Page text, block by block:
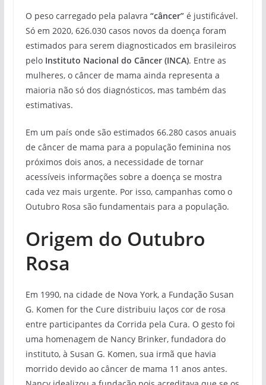
O peso carregado pela palavra “câncer” é justificável.
Só em 2020, 626.030 casos novos da doença foram
estimados para serem diagnosticados em brasileiros
peloInstituto Nacional do Câncer (INCA). Entre as
mulheres, o câncer de mama ainda representa a
maioria não só dos diagnósticos, mas também das
estimativas.
Em um país onde são estimados 66.280 casos anuais
de câncer de mama para a população feminina nos
próximos dois anos, a necessidade de tornar
acessíveis informações sobre a doença se mostra
cada vez mais urgente. Por isso, campanhas como o
Outubro Rosa são fundamentais para a população.
Origem do Outubro
Rosa
Em 1990, na cidade de Nova York, a Fundação Susan
G. Komen for the Cure distribuiu laços cor de rosa
entre participantes da Corrida pela Cura. O gesto foi
uma homenagem de Nancy Brinker, fundadora do
instituto, à Susan G. Komen, sua irmã que havia
morrido devido ao câncer de mama 11 anos antes.